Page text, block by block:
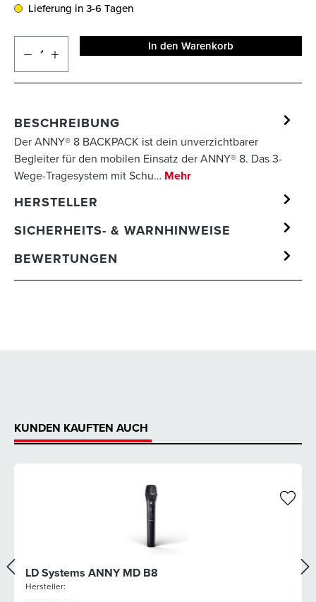
Lieferung in 3-6 Tagen
In den Warenkorb
BESCHREIBUNG
Der ANNY® 8 BACKPACK ist dein unverzichtbarer
Begleiter für den mobilen Einsatz der ANNY® 8. Das 3-
Wege-Tragesystem mit Schu… Mehr
HERSTELLER
SICHERHEITS- & WARNHINWEISE
BEWERTUNGEN
KUNDEN KAUFTEN AUCH
LD Systems ANNY MD B8
Hersteller: